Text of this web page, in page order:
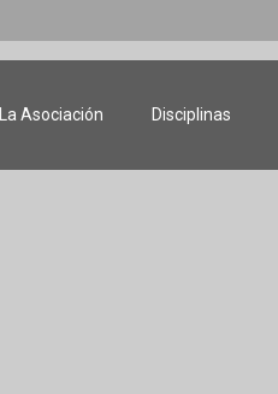
La Asociación Disciplinas